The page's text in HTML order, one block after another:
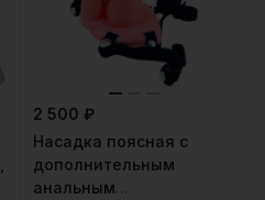
2 500 ₽
Насадка поясная с
дополнительным
анальным